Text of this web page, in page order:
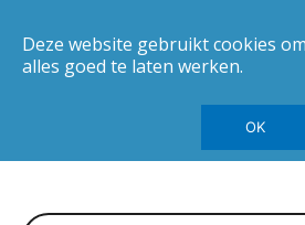
Deze website gebruikt cookies om
alles goed te laten werken.
OK